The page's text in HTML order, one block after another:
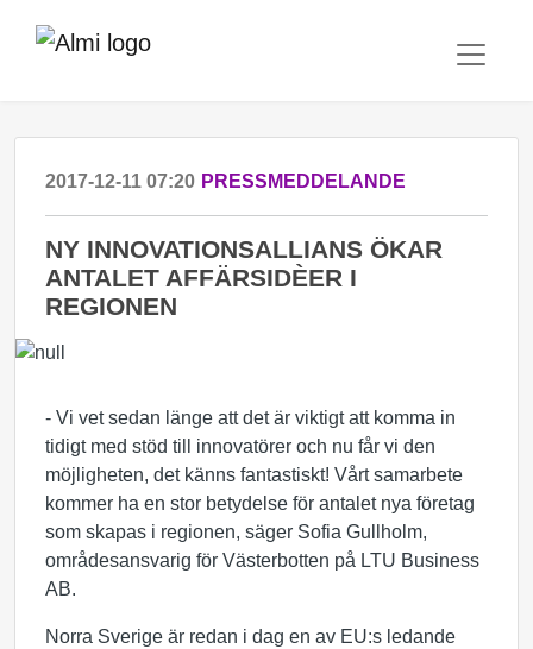
2017-12-11 07:20 PRESSMEDDELANDE
NY INNOVATIONSALLIANS ÖKAR
ANTALET AFFÄRSIDÈER I
REGIONEN
- Vi vet sedan länge att det är viktigt att komma in
tidigt med stöd till innovatörer och nu får vi den
möjligheten, det känns fantastiskt! Vårt samarbete
kommer ha en stor betydelse för antalet nya företag
som skapas i regionen, säger Sofia Gullholm,
områdesansvarig för Västerbotten på LTU Business
AB.
Norra Sverige är redan i dag en av EU:s ledande